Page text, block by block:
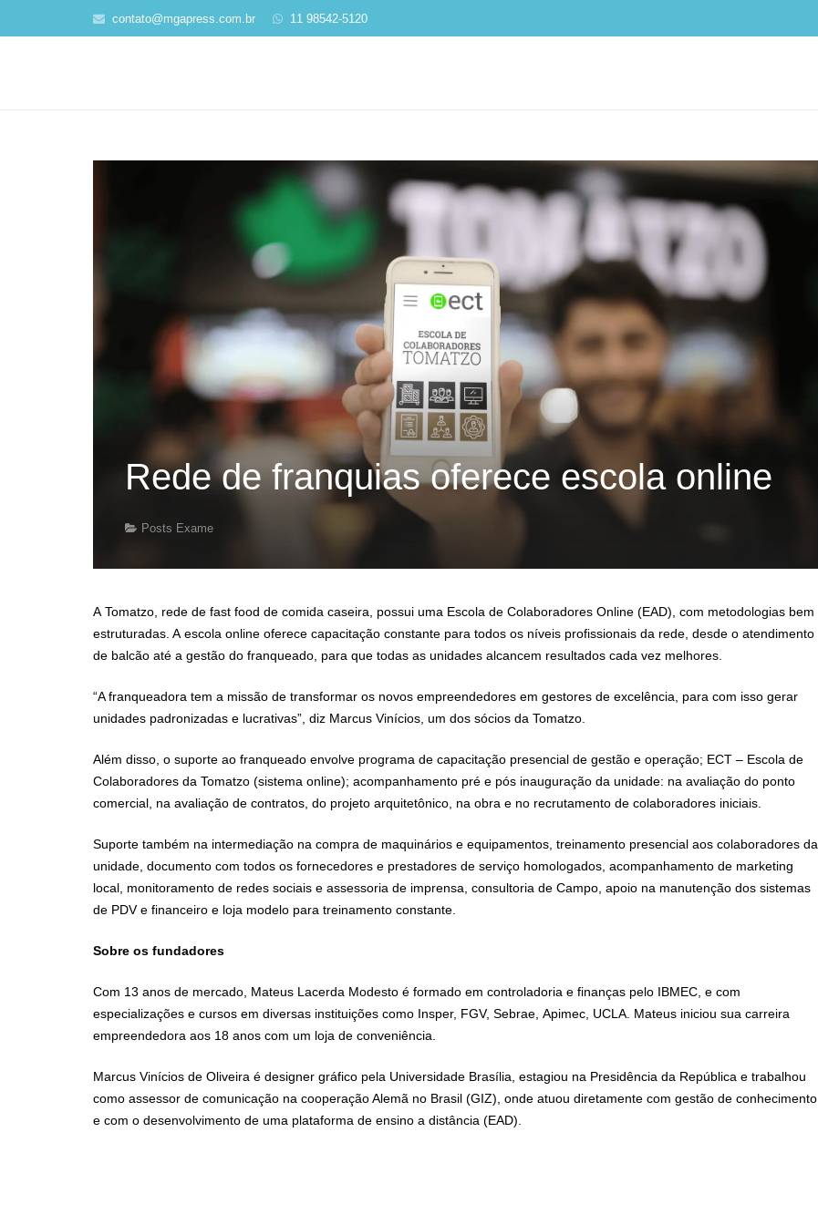
contato@mgapress.com.br 11 98542-5120
Rede de franquias oferece escola online
Posts Exame
A Tomatzo, rede de fast food de comida caseira, possui uma Escola de Colaboradores Online (EAD), com metodologias bem
estruturadas. A escola online oferece capacitação constante para todos os níveis profissionais da rede, desde o atendimento
de balcão até a gestão do franqueado, para que todas as unidades alcancem resultados cada vez melhores.
“A franqueadora tem a missão de transformar os novos empreendedores em gestores de excelência, para com isso gerar
unidades padronizadas e lucrativas”, diz Marcus Vinícios, um dos sócios da Tomatzo.
Além disso, o suporte ao franqueado envolve programa de capacitação presencial de gestão e operação; ECT – Escola de
Colaboradores da Tomatzo (sistema online); acompanhamento pré e pós inauguração da unidade: na avaliação do ponto
comercial, na avaliação de contratos, do projeto arquitetônico, na obra e no recrutamento de colaboradores iniciais.
Suporte também na intermediação na compra de maquinários e equipamentos, treinamento presencial aos colaboradores da
unidade, documento com todos os fornecedores e prestadores de serviço homologados, acompanhamento de marketing
local, monitoramento de redes sociais e assessoria de imprensa, consultoria de Campo, apoio na manutenção dos sistemas
de PDV e financeiro e loja modelo para treinamento constante.
Sobre os fundadores
Com 13 anos de mercado, Mateus Lacerda Modesto é formado em controladoria e finanças pelo IBMEC, e com
especializações e cursos em diversas instituições como Insper, FGV, Sebrae, Apimec, UCLA. Mateus iniciou sua carreira
empreendedora aos 18 anos com um loja de conveniência.
Marcus Vinícios de Oliveira é designer gráfico pela Universidade Brasília, estagiou na Presidência da República e trabalhou
como assessor de comunicação na cooperação Alemã no Brasil (GIZ), onde atuou diretamente com gestão de conhecimento
e com o desenvolvimento de uma plataforma de ensino a distância (EAD).